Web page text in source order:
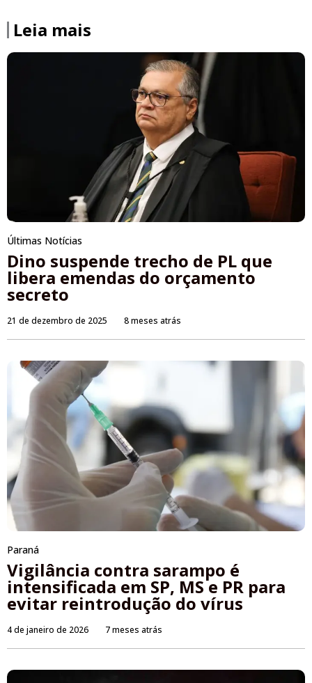
Leia mais
Últimas Notícias
Dino suspende trecho de PL que
libera emendas do orçamento
secreto
21 de dezembro de 2025 8 meses atrás
Paraná
Vigilância contra sarampo é
intensificada em SP, MS e PR para
evitar reintrodução do vírus
4 de janeiro de 2026 7 meses atrás